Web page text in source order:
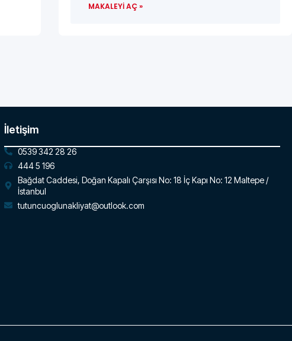
MAKALEYI AÇ »
İletişim
0539 342 28 26
444 5 196
Bağdat Caddesi, Doğan Kapalı Çarşısı No: 18 İç Kapı No: 12 Maltepe /
İstanbul
tutuncuoglunakliyat@outlook.com